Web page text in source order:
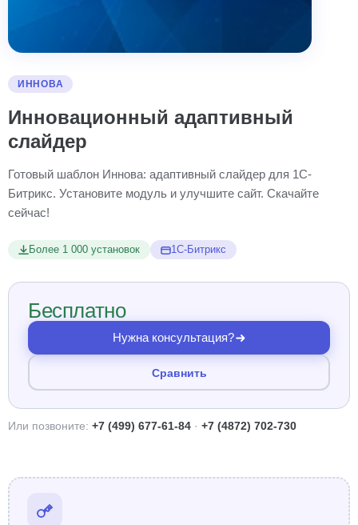
ИННОВА
Инновационный адаптивный
слайдер
Готовый шаблон Иннова: адаптивный слайдер для 1С-
Битрикс. Установите модуль и улучшите сайт. Скачайте
сейчас!
Более 1 000 установок 1С-Битрикс
Бесплатно
Нужна консультация?
Сравнить
Или позвоните: +7 (499) 677-61-84 · +7 (4872) 702-730